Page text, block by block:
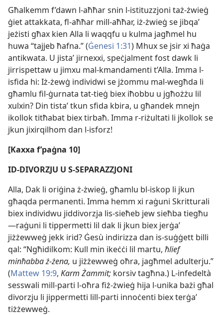
Għalkemm f’dawn l-​aħħar snin l-​istituzzjoni taż-​żwieġ
ġiet attakkata, fl-​aħħar mill-​aħħar, iż-​żwieġ se jibqaʼ
jeżisti għax kien Alla li waqqfu u kulma jagħmel hu
huwa “tajjeb ħafna.” (Ġenesi 1:31) Mhux se jsir xi ħaġa
antikwata. U jistaʼ jirnexxi, speċjalment fost dawk li
jirrispettaw u jimxu mal-​kmandamenti t’Alla. Imma l-​
isfida hi: Iż-​żewġ individwi se jżommu mal-​wegħda li
għamlu fil-​ġurnata tat-​tieġ biex iħobbu u jgħożżu lil
xulxin? Din tistaʼ tkun sfida kbira, u għandek mnejn
ikollok titħabat biex tirbaħ. Imma r-​riżultati li jkollok se
jkun jixirqilhom dan l-​isforz!
[Kaxxa f’paġna 10]
ID-​DIVORZJU U S-​SEPARAZZJONI
Alla, Dak li oriġina ż-​żwieġ, għamlu bl-​iskop li jkun
għaqda permanenti. Imma hemm xi raġuni Skritturali
biex individwu jiddivorzja lis-​sieħeb jew sieħba tiegħu
—raġuni li tippermetti lil dak li jkun biex jerġaʼ
jiżżewweġ jekk irid? Ġesù indirizza dan is-​suġġett billi
qal: “Ngħidilkom: Kull min ikeċċi lil martu, ħlief
minħabba ż-​żena, u jiżżewweġ oħra, jagħmel adulterju.”
(Mattew 19:9, Karm Żammit; korsiv tagħna.) L-​infedeltà
sesswali mill-​parti l-​oħra fiż-​żwieġ hija l-​unika bażi għal
divorzju li jippermetti lill-​parti innoċenti biex terġaʼ
tiżżewweġ.